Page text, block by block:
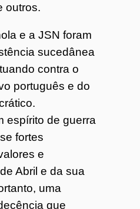
outros.
e a JSN foram
sucedânea
contra o
português e do
espírito de guerra
fortes
e
Abril e da sua
uma
que